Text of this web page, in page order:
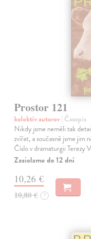
Prostor 121
kolektív autorov| Časopis
Nikdy jsme neměli tak
zvířat, a současně jsme jim
Číslo v dramaturgii Terezy
Zasielame do 12 dní
10,26 €
10,80 € ?